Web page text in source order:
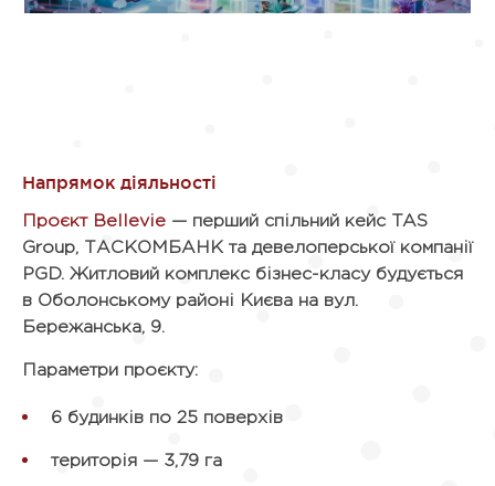
Проєкт Bellevie — перший спільний кейс TAS
Group, ТАСКОМБАНК та девелоперської компанії
PGD. Житловий комплекс бізнес-класу будується
в Оболонському районі Києва на вул.
Бережанська, 9.
Параметри проєкту:
6 будинків по 25 поверхів
територія — 3,79 га